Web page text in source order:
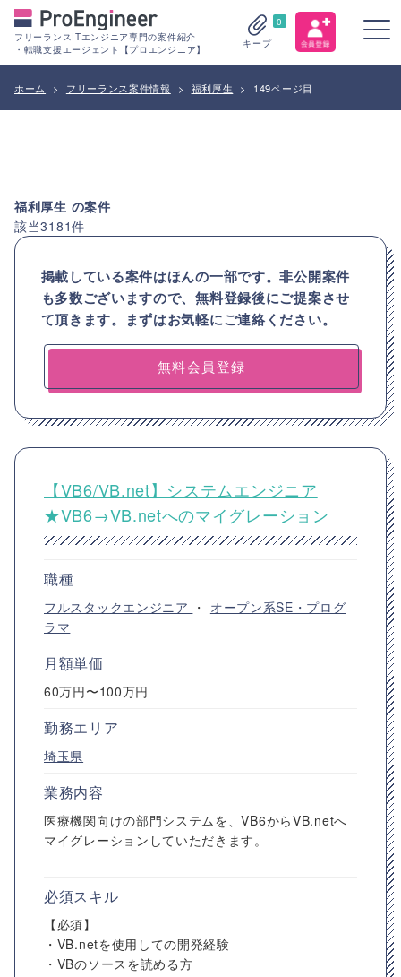
フリーランスITエンジニア専門の案件紹介
・転職支援エージェント【プロエンジニア】
0
キープ
ホーム > フリーランス案件情報 > 福利厚生 > 149ページ目
福利厚生 の案件
該当3181件
掲載している案件はほんの一部です。非公開案件
も多数ございますので、無料登録後にご提案させ
て頂きます。まずはお気軽にご連絡ください。
無料会員登録
【VB6/VB.net】システムエンジニア
★VB6→VB.netへのマイグレーション
職種
フルスタックエンジニア ・ オープン系SE・プログ
ラマ
月額単価
60万円〜100万円
勤務エリア
埼玉県
業務内容
医療機関向けの部門システムを、VB6からVB.netへ
マイグレーションしていただきます。
必須スキル
【必須】
・VB.netを使用しての開発経験
・VBのソースを読める方